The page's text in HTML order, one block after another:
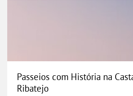
Passeios com História na
Ribatejo